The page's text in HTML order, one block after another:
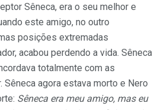
Sêneca, era o seu melhor e
este amigo, no outro
posições extremadas
acabou perdendo a vida. Sêneca
totalmente com as
agora estava morto e Nero
Sêneca era meu amigo, mas eu